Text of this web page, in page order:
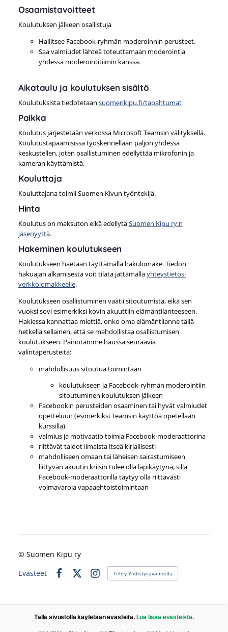
Osaamistavoitteet
Koulutuksen jälkeen osallistuja
Hallitsee Facebook-ryhmän moderoinnin perusteet.
Saa valmiudet lähteä toteuttamaan moderointia
yhdessä moderointitiimin kanssa.
Aikataulu ja koulutuksen sisältö
Koulutuksista tiedotetaan suomenkipu.fi/tapahtumat
Paikka
Koulutus järjestetään verkossa Microsoft Teamsin välityksellä.
Koulutustapaamisissa työskennellään paljon yhdessä
keskustellen, joten osallistuminen edellyttää mikrofonin ja
kameran käyttämistä.
Kouluttaja
Kouluttajana toimii Suomen Kivun työntekijä.
Hinta
Koulutus on maksuton eikä edellytäSuomen Kipu ry:n
jäsenyyttä.
Hakeminen koulutukseen
Koulutukseen haetaan täyttämällä hakulomake. Tiedon
hakuajan alkamisesta voit tilata jättämälläyhteystietosi
verkkolomakkeelle.
Koulutukseen osallistuminen vaatii sitoutumista, eikä sen
vuoksi sovi esimerkiksi kovin akuuttiin elämäntilanteeseen.
Hakiessa kannattaa miettiä, onko oma elämäntilanne tällä
hetkellä sellainen, että se mahdollistaa osallistumisen
koulutukseen. Painotamme haussa seuraavia
valintaperusteita:
mahdollisuus sitoutua toimintaan
koulutukseen ja Facebook-ryhmän moderointiin
sitoutuminen koulutuksen jälkeen
Facebookin perusteiden osaaminen tai hyvät valmiudet
opetteluun (esimerkiksi Teamsin käyttöä opetellaan
kurssilla)
valmius ja motivaatio toimia Facebook-moderaattorina
riittävät taidot ilmaista itseä kirjallisesti
mahdolliseen omaan tai läheisen sairastumiseen
liittyvän akuutin kriisin tulee olla läpikäytynä, sillä
Facebook-moderaattorilla täytyy olla riittävästi
voimavaroja vapaaehtoistoimintaan
© Suomen Kipu ry
Evästeet
Facebook
X Instagram
Tehty Yhdistysavaimella
Tällä sivustolla käytetään evästeitä. Lue lisää evästeistä.